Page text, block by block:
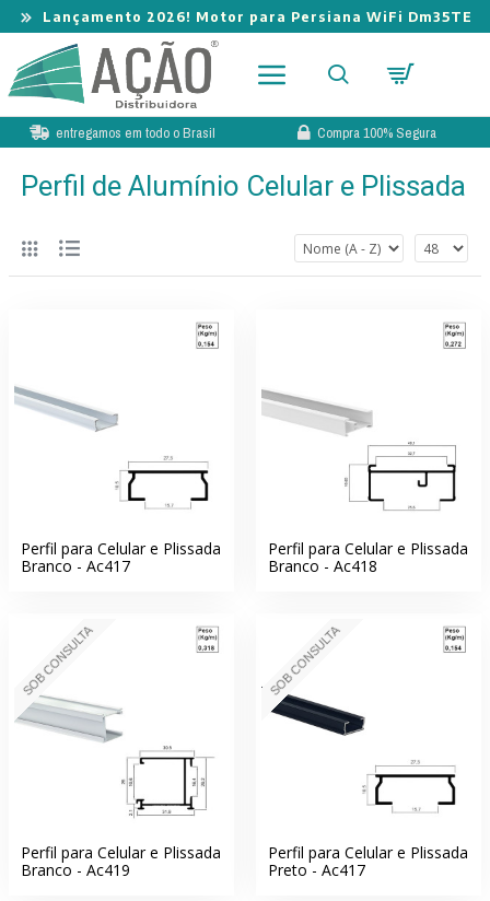
Lançamento 2026! Motor para Persiana WiFi Dm35TE
entregamos em todo o Brasil Compra 100% Segura
Perfil de Alumínio Celular e Plissada
Perfil para Celular e Plissada
Branco - Ac417
Perfil para Celular e Plissada
Branco - Ac418
SOB CONSULTA
Perfil para Celular e Plissada
Branco - Ac419
SOB CONSULTA
Perfil para Celular e Plissada
Preto - Ac417